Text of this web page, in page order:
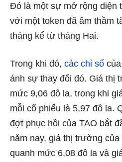
Đó là một sự mở rộng diện
với một token đã âm thầm
tháng kể từ tháng Hai.
Trong khi đó, các chỉ số
ánh sự thay đổi đó. Giá thị
mức 9,06 đô la, trong khi
mỗi cổ phiếu là 5,97 đô la.
đợt phục hồi của TAO bắt
năm nay, giá thị trường của
quanh mức 6,08 đô la và